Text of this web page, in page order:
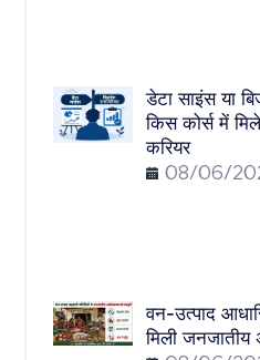
डेटा साइंस या
किस कोर्स में
करियर
08/06/
वन-उत्पाद
मिली जनजातीय